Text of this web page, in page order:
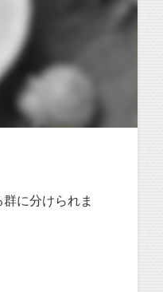
に分けられま